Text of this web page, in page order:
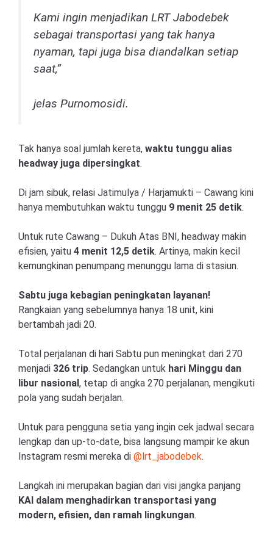
Kami ingin menjadikan LRT Jabodebek
sebagai transportasi yang tak hanya
nyaman, tapi juga bisa diandalkan setiap
saat,”
jelas Purnomosidi.
Tak hanya soal jumlah kereta, waktu tunggu alias
headway juga dipersingkat.
Di jam sibuk, relasi Jatimulya / Harjamukti – Cawang kini
hanya membutuhkan waktu tunggu 9 menit 25 detik.
Untuk rute Cawang – Dukuh Atas BNI, headway makin
efisien, yaitu 4 menit 12,5 detik. Artinya, makin kecil
kemungkinan penumpang menunggu lama di stasiun.
Sabtu juga kebagian peningkatan layanan!
Rangkaian yang sebelumnya hanya 18 unit, kini
bertambah jadi 20.
Total perjalanan di hari Sabtu pun meningkat dari 270
menjadi 326 trip. Sedangkan untuk hari Minggu dan
libur nasional , tetap di angka 270 perjalanan, mengikuti
pola yang sudah berjalan.
Untuk para pengguna setia yang ingin cek jadwal secara
lengkap dan up-to-date, bisa langsung mampir ke akun
Instagram resmi mereka di @lrt_jabodebek.
Langkah ini merupakan bagian dari visi jangka panjang
KAI dalam menghadirkan transportasi yang
modern, efisien, dan ramah lingkungan.